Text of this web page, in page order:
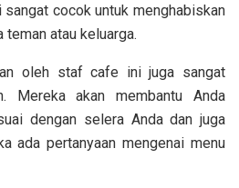
cocok untuk menghabiskan
atau keluarga.
oleh staf cafe ini juga sangat
Mereka akan membantu Anda
dengan selera Anda dan juga
ada pertanyaan mengenai menu